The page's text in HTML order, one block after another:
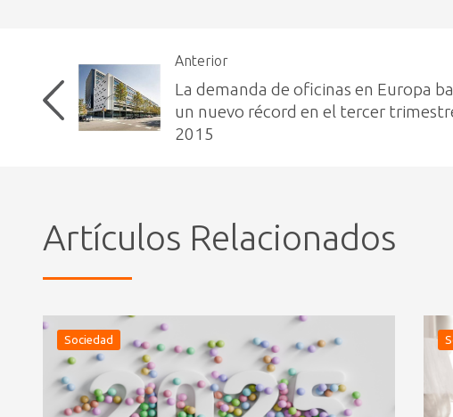
Anterior
La demanda de oficinas en Europa
un nuevo récord en el tercer
2015
Artículos Relacionados
Sociedad